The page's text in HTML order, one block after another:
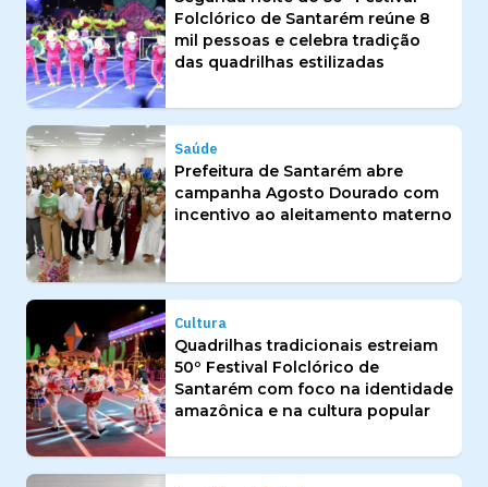
Folclórico de Santarém reúne 8
mil pessoas e celebra tradição
das quadrilhas estilizadas
Saúde
Prefeitura de Santarém abre
campanha Agosto Dourado com
incentivo ao aleitamento materno
Cultura
Quadrilhas tradicionais estreiam
50º Festival Folclórico de
Santarém com foco na identidade
amazônica e na cultura popular